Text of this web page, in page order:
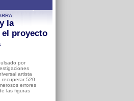
la
proyecto
por
artista
recuperar 520
errores
las figuras